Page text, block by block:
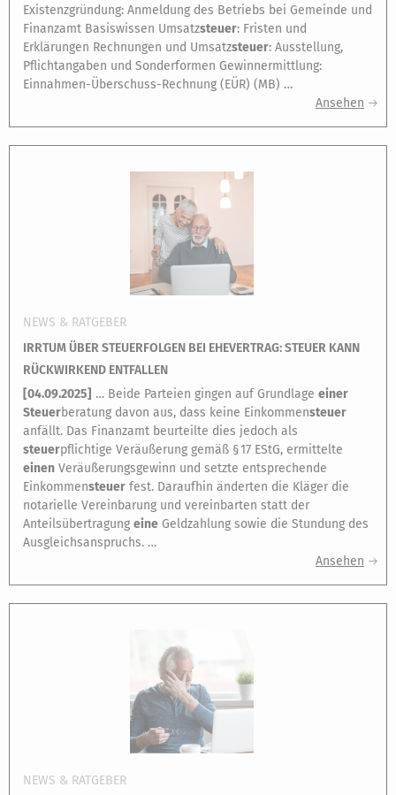
Existenzgründung: Anmeldung des Betriebs bei Gemeinde und
Finanzamt Basiswissen Umsatzsteuer: Fristen und
Erklärungen Rechnungen und Umsatzsteuer: Ausstellung,
Pflichtangaben und Sonderformen Gewinnermittlung:
Einnahmen-Überschuss-Rechnung (EÜR) (MB) …
Ansehen
NEWS & RATGEBER
IRRTUM ÜBER STEUERFOLGEN BEI EHEVERTRAG: STEUER KANN
RÜCKWIRKEND ENTFALLEN
[04.09.2025] … Beide Parteien gingen auf Grundlage einer
Steuerberatung davon aus, dass keine Einkommensteuer
anfällt. Das Finanzamt beurteilte dies jedoch als
steuerpflichtige Veräußerung gemäß § 17 EStG, ermittelte
einen Veräußerungsgewinn und setzte entsprechende
Einkommensteuer fest. Daraufhin änderten die Kläger die
notarielle Vereinbarung und vereinbarten statt der
Anteilsübertragung eine Geldzahlung sowie die Stundung des
Ausgleichsanspruchs. …
Ansehen
NEWS & RATGEBER